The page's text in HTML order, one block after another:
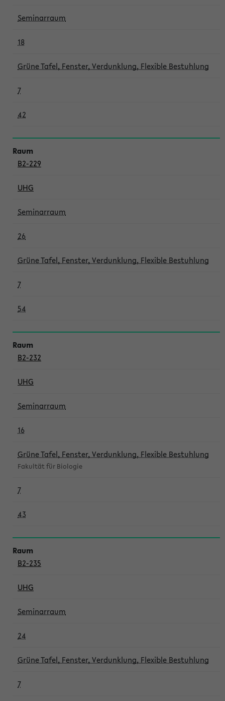
Seminarraum
18
Grüne Tafel, Fenster, Verdunklung, Flexible Bestuhlung
7
42
B2-229
UHG
Seminarraum
26
Grüne Tafel, Fenster, Verdunklung, Flexible Bestuhlung
7
54
B2-232
UHG
Seminarraum
16
Grüne Tafel, Fenster, Verdunklung, Flexible Bestuhlung
Fakultät für Biologie
7
43
B2-235
UHG
Seminarraum
24
Grüne Tafel, Fenster, Verdunklung, Flexible Bestuhlung
7